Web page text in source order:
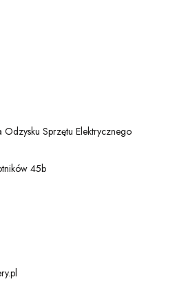
Sprzętu Elektrycznego
45b